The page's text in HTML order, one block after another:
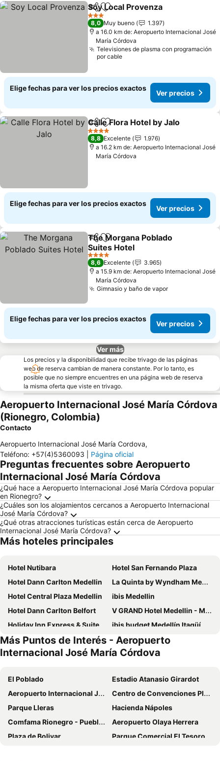
CompartirAgregar a favoritos
Soy Local Provenza
3 Estrellas
8,0 Muy bueno
1.397
a 16.0 km de: Aeropuerto Internacional José
María Córdova
Televisiones de plasma con programación
por cable
Elige fechas para ver los precios exactos
Ver precios
CompartirAgregar a favoritos
Calle Flora Hotel by Jalo
4 Estrellas
8,8 Excelente
1.976
a 16.2 km de: Aeropuerto Internacional José
María Córdova
Elige fechas para ver los precios exactos
Ver precios
Compartir
Agregar a favoritos
The Morgana Poblado
Suites Hotel
Ver precios
4 Estrellas
8,6 Excelente
3.965
a 15.9 km de: Aeropuerto Internacional José
María Córdova
Gimnasio y baño de vaporVer precios
Elige fechas para ver los precios exactos
Ver precios
Ver más
Los precios y la disponibilidad que recibe trivago de las páginas
web de reserva cambian de manera constante. Por lo tanto, es
posible que no siempre encuentres en una página web de reserva
la misma oferta que viste en trivago.
Aeropuerto Internacional José María Córdova
(Rionegro, Colombia)
Contacto
Aeropuerto Internacional José María Cordova,
Teléfono: +57(4)5360093 Página oficial
Preguntas frecuentes sobre Aeropuerto
Internacional José María Córdova
¿Qué hace a Aeropuerto Internacional José María Córdova popular
en Rionegro?
¿Cuáles son los alojamientos cercanos a Aeropuerto Internacional
José María Córdova?
¿Qué otras atracciones turísticas están cerca de Aeropuerto
Internacional José María Córdova?
Más hoteles principales
Hotel Nutibara
Hotel San Fernando Plaza
Hotel Dann Carlton Medellin
La Quinta by Wyndham Medellin
Hotel Central Plaza Medellin
ibis Medellin
Hotel Dann Carlton Belfort
V GRAND Hotel Medellin - Member of Radisson Individuals
Holiday Inn Express & Suites Medellin By Ihg
ibis budget Medellín Itagüí Metro
Soy Local Provenza
Four Points by Sheraton Medellin
Heiss Hotel By Jalo
The Click Clack Hotel Medellín
Mandala Hotel Belen
Las Rampas
Hotel VILLA CABAÑA
Socialtel Provenza Medellin
Biohotel Ecohouse
NH Collection Medellín Royal
Ayenda 1228 Balcones de la 70
Hotel Torre Poblado
Fairfield by Marriott Medellin Sabaneta
Landmark Hotel
Más Puntos de Interés - Aeropuerto
Internacional José María Córdova
El Poblado
Estadio Atanasio Girardot
Aeropuerto Internacional José María Córdova
Centro de Convenciones Plaza Mayor
Parque Lleras
Hacienda Nápoles
Comfama Rionegro - Pueblo Tutucán
Aeropuerto Olaya Herrera
Plaza de Bolivar
Parque Comercial El Tesoro